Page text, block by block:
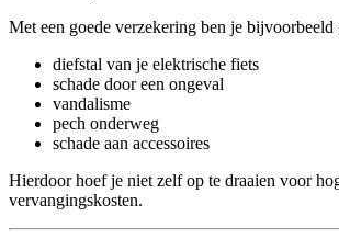
Met een goede verzekering ben je bijvoorbeeld
diefstal van je elektrische fiets
schade door een ongeval
vandalisme
pech onderweg
schade aan accessoires
Hierdoor hoef je niet zelf op te draaien voor
vervangingskosten.